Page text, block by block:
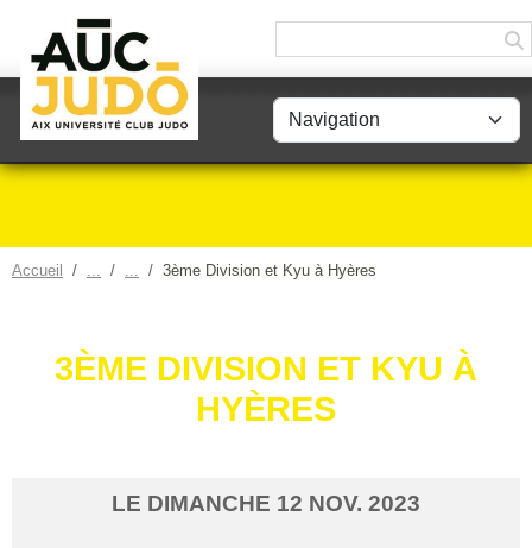
Accueil 3ème Division et Kyu à Hyères
3ÈME DIVISION ET KYU À
HYÈRES
LE DIMANCHE 12 NOV. 2023
Panneau de gestion des cookies